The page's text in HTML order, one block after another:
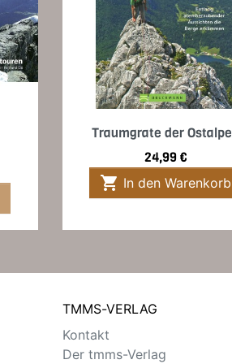
Vorschau
Traumgrate der
Preis
24,99 €
 In den Warenkorb
TMMS-VERLAG
Kontakt
Der tmms-Verlag